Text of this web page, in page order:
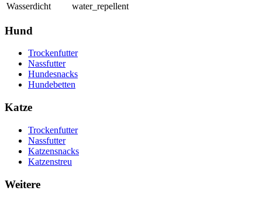
Wasserdicht
water_repellent
Hund
Trockenfutter
Nassfutter
Hundesnacks
Hundebetten
Katze
Trockenfutter
Nassfutter
Katzensnacks
Katzenstreu
Weitere